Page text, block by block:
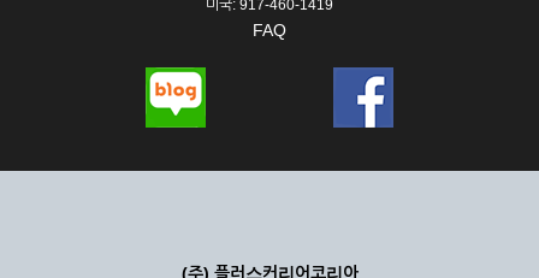
미국: 917-460-1419
FAQ
(주) 플러스커리어코리아